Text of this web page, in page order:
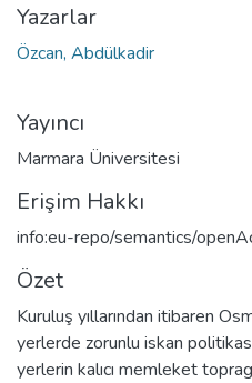
Yazarlar
Özcan, Abdülkadir
Yayıncı
Marmara Üniversitesi
Erişim Hakkı
info:eu-repo/semantics/
Özet
Kuruluş yıllarından itibaren
yerlerde zorunlu iskan
yerlerin kalıcı memleket